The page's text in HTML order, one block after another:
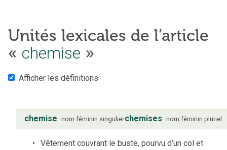
Unités lexicales de l’article
« chemise »
Afficher les définitions
chemise nom féminin singulierchemises nom féminin pluriel
Vêtement couvrant le buste, pourvu d’un col et